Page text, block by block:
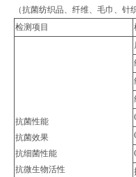
（抗菌纺织品、纤维、毛巾、针
检测项目
抗菌性能
抗菌效果
抗细菌性能
抗微生物活性